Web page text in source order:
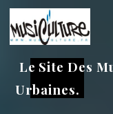
Aller
au
contenu
Le Site Des
Urbaines.